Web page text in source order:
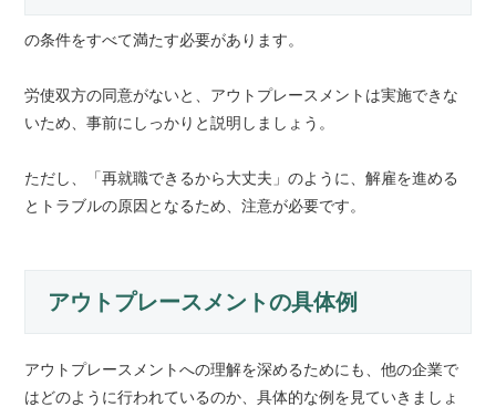
の条件をすべて満たす必要があります。
労使双方の同意がないと、アウトプレースメントは実施できな
いため、事前にしっかりと説明しましょう。
ただし、「再就職できるから大丈夫」のように、解雇を進める
とトラブルの原因となるため、注意が必要です。
アウトプレースメントの具体例
アウトプレースメントへの理解を深めるためにも、他の企業で
はどのように行われているのか、具体的な例を見ていきましょ